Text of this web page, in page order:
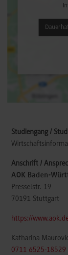
AOK Baden-
Presselstr. 19
70191 Stuttgart
https://
Katharina
0711 6525-18529